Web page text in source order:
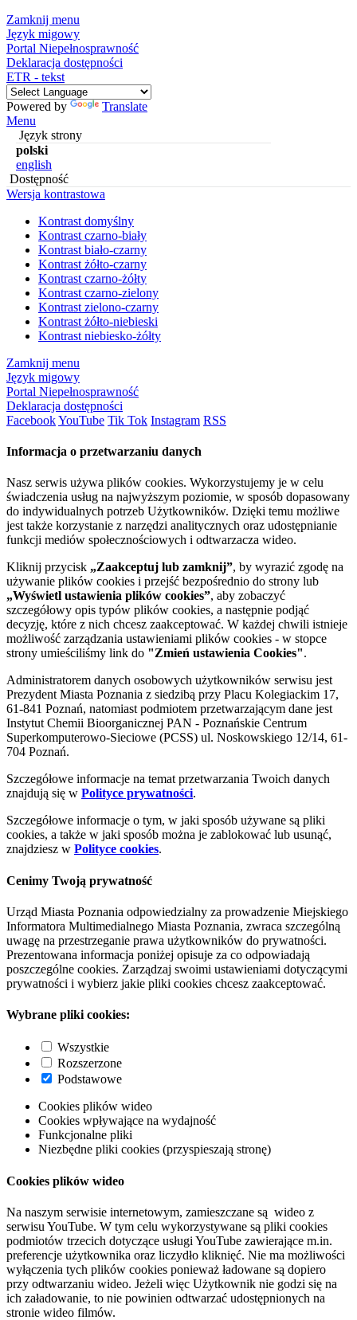
Zamknij menu
Język migowy
Portal Niepełnosprawność
Deklaracja dostępności
ETR - tekst
Powered by
Translate
Menu
Język strony
polski
english
Dostępność
Wersja kontrastowa
Kontrast domyślny
Kontrast czarno-biały
Kontrast biało-czarny
Kontrast żółto-czarny
Kontrast czarno-żółty
Kontrast czarno-zielony
Kontrast zielono-czarny
Kontrast żółto-niebieski
Kontrast niebiesko-żółty
Zamknij menu
Język migowy
Portal Niepełnosprawność
Deklaracja dostępności
FacebookYouTube Tik Tok Instagram RSS
Informacja o przetwarzaniu danych
Nasz serwis używa plików cookies. Wykorzystujemy je w celu
świadczenia usług na najwyższym poziomie, w sposób dopasowany
do indywidualnych potrzeb Użytkowników. Dzięki temu możliwe
jest także korzystanie z narzędzi analitycznych oraz udostępnianie
funkcji mediów społecznościowych i odtwarzacza wideo.
Kliknij przycisk „Zaakceptuj lub zamknij”, by wyrazić zgodę na
używanie plików cookies i przejść bezpośrednio do strony lub
„Wyświetl ustawienia plików cookies”, aby zobaczyć
szczegółowy opis typów plików cookies, a następnie podjąć
decyzję, które z nich chcesz zaakceptować. W każdej chwili istnieje
możliwość zarządzania ustawieniami plików cookies - w stopce
strony umieściliśmy link do "Zmień ustawienia Cookies".
Administratorem danych osobowych użytkowników serwisu jest
Prezydent Miasta Poznania z siedzibą przy Placu Kolegiackim 17,
61-841 Poznań, natomiast podmiotem przetwarzającym dane jest
Instytut Chemii Bioorganicznej PAN - Poznańskie Centrum
Superkomputerowo-Sieciowe (PCSS) ul. Noskowskiego 12/14, 61-
704 Poznań.
Szczegółowe informacje na temat przetwarzania Twoich danych
znajdują się w Polityce prywatności.
Szczegółowe informacje o tym, w jaki sposób używane są pliki
cookies, a także w jaki sposób można je zablokować lub usunąć,
znajdziesz w Polityce cookies.
Cenimy Twoją prywatność
Urząd Miasta Poznania odpowiedzialny za prowadzenie Miejskiego
Informatora Multimedialnego Miasta Poznania, zwraca szczególną
uwagę na przestrzeganie prawa użytkowników do prywatności.
Prezentowana informacja poniżej opisuje za co odpowiadają
poszczególne cookies. Zarządzaj swoimi ustawieniami dotyczącymi
prywatności i wybierz jakie pliki cookies chcesz zaakceptować.
Wybrane pliki cookies:
Wszystkie
Rozszerzone
Podstawowe
Cookies plików wideo
Cookies wpływające na wydajność
Funkcjonalne pliki
Niezbędne pliki cookies (przyspieszają stronę)
Cookies plików wideo
Na naszym serwisie internetowym, zamieszczane są wideo z
serwisu YouTube. W tym celu wykorzystywane są pliki cookies
podmiotów trzecich dotyczące usługi YouTube zawierające m.in.
preferencje użytkownika oraz liczydło kliknięć. Nie ma możliwości
wyłączenia tych plików cookies ponieważ ładowane są dopiero
przy odtwarzaniu wideo. Jeżeli więc Użytkownik nie godzi się na
ich załadowanie, to nie powinien odtwarzać udostępnionych na
stronie wideo filmów.